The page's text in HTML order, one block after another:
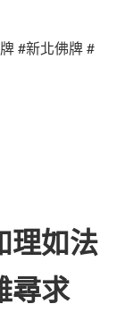
#新北佛牌 #
理如法
尋求